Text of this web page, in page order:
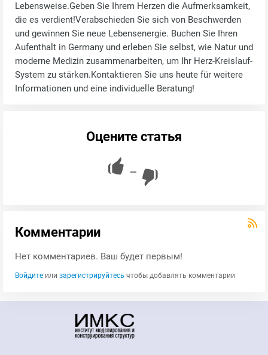
Lebensweise.Geben Sie Ihrem Herzen die Aufmerksamkeit,
die es verdient!Verabschieden Sie sich von Beschwerden
und gewinnen Sie neue Lebensenergie. Buchen Sie Ihren
Aufenthalt in Germany und erleben Sie selbst, wie Natur und
moderne Medizin zusammenarbeiten, um Ihr Herz-Kreislauf-
System zu stärken.Kontaktieren Sie uns heute für weitere
Informationen und eine individuelle Beratung!
Оцените статья
—
Комментарии
Нет комментариев. Ваш будет первым!
Войдите или зарегистрируйтесь чтобы добавлять комментарии